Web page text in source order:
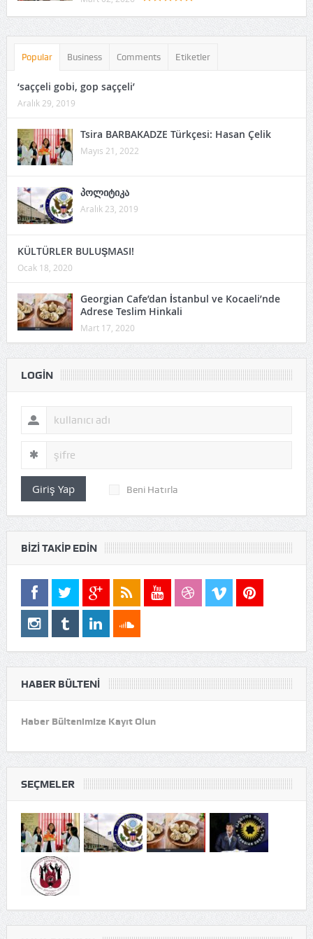
Popular Business Comments Etiketler
‘saççeli gobi, gop saççeli’
Aralık 29, 2019
Tsira BARBAKADZE Türkçesi: Hasan Çelik
Mayıs 21, 2022
პოლიტიკა
Aralık 23, 2019
KÜLTÜRLER BULUŞMASI!
Ocak 18, 2020
Georgian Cafe’dan İstanbul ve Kocaeli’nde
Adrese Teslim Hinkali
Mart 17, 2020
LOGIN
Giriş Yap Beni Hatırla
BIZI TAKIP EDIN
HABER BÜLTENI
Haber Bültenimize Kayıt Olun
SEÇMELER